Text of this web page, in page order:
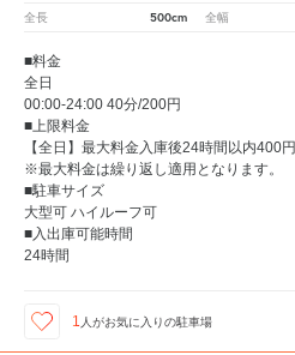
全長 500cm 全幅
■料金
全日
00:00-24:00 40分/200円
■上限料金
【全日】最大料金入庫後24時間以内400円
※最大料金は繰り返し適用となります。
■駐車サイズ
大型可 ハイルーフ可
■入出庫可能時間
24時間
1 人がお気に入りの駐車場